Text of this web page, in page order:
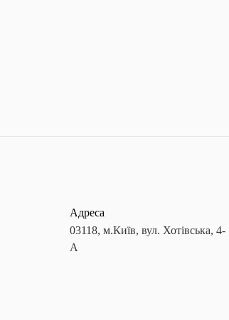
Адреса
03118, м.Київ, вул. Хотівська, 4-
А